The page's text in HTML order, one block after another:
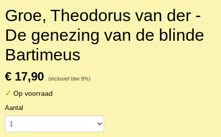
Groe, Theodorus van der -
De genezing van de blinde
Bartimeus
€ 17,90 (inclusief btw 9%)
✓ Op voorraad
Aantal